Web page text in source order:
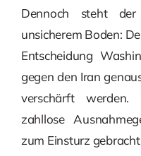
Dennoch steht
unsicherem Boden:
Entscheidung
gegen den Iran
verschärft
zahllose
zum Einsturz